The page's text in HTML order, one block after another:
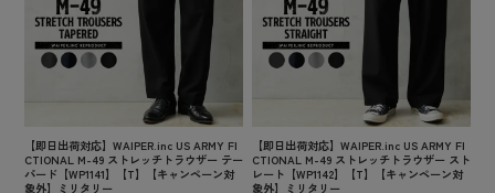
【即日出荷対応】WAIPER.inc US ARMY FI
CTIONAL M-49 ストレッチトラウザー テー
パード【WP1141】【T】【キャンペーン対
象外】ミリタリー
【即日出荷対応】WAIPER.inc US ARMY FI
CTIONAL M-49 ストレッチトラウザー スト
レート【WP1142】【T】【キャンペーン対
象外】ミリタリー